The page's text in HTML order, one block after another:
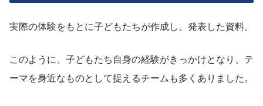
実際の体験をもとに子どもたちが作成し、発表した資料。
このように、子どもたち自身の経験がきっかけとなり、テ
ーマを身近なものとして捉えるチームも多くありました。